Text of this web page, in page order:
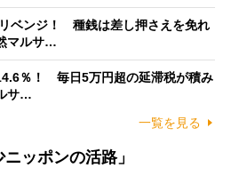
リベンジ！ 種銭は差し押さえを免れ
マルサ…
％！ 毎日5万円超の延滞税が積み
サ…
一覧を見る
ッポンの活路」